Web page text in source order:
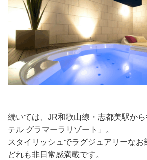
続いては、JR和歌山線・志都美駅か
テル グラマーラリゾート」。
スタイリッシュでラグジュアリーなお
どれも非日常感満載です。